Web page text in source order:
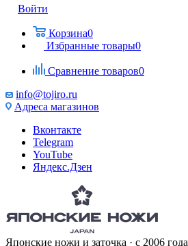
Войти
Корзина0
Избранные товары0
Сравнение товаров0
info@tojiro.ru
Адреса магазинов
Вконтакте
Telegram
YouTube
Яндекс.Дзен
Японские ножи и заточка · с 2006 года